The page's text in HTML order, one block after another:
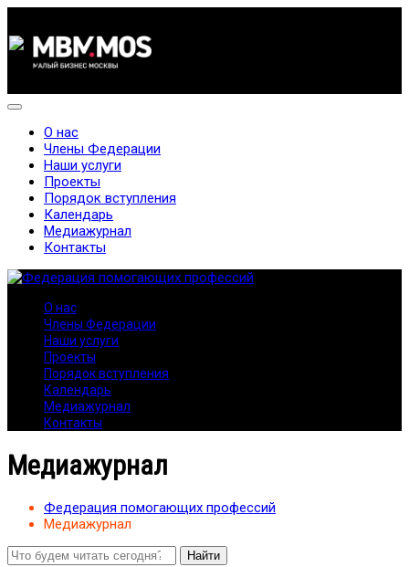
О нас
Члены Федерации
Наши услуги
Проекты
Порядок вступления
Календарь
Медиажурнал
Контакты
О нас
Члены Федерации
Наши услуги
Проекты
Порядок вступления
Календарь
Медиажурнал
Контакты
Медиажурнал
Федерация помогающих профессий
Медиажурнал